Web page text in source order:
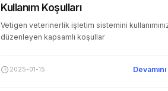
Kullanım Koşulları
Vetigen veterinerlik işletim sistemini
düzenleyen kapsamlı koşullar
2025-01-15